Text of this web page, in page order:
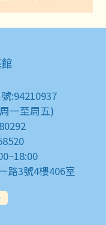
:94210937
一至周五)
路3號4樓406室